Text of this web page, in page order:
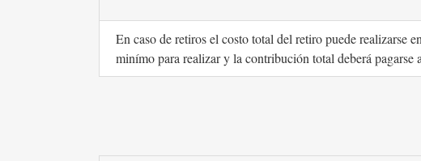
En caso de retiros el costo total del retiro puede realizarse
minímo para realizar y la contribución total deberá pagarse